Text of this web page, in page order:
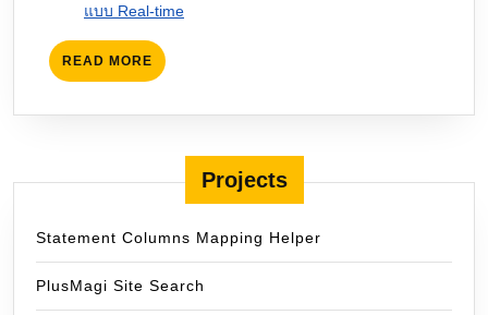
แบบ Real-time
READ MORE READ
MORE
Projects
Statement Columns Mapping Helper
PlusMagi Site Search